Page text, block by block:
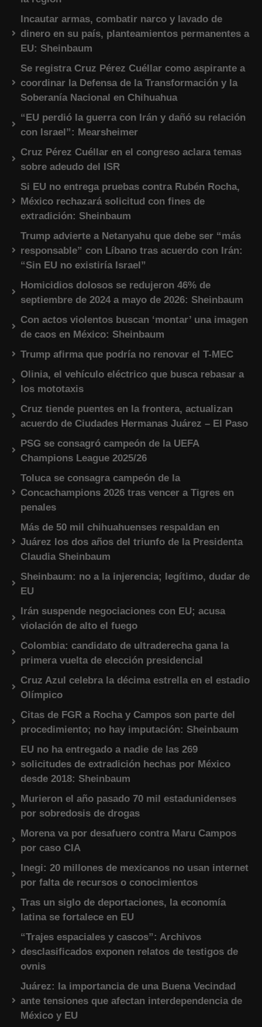
Incautar armas, combatir narco y lavado de
dinero en su país, planteamientos permanentes a
EU: Sheinbaum
Se registra Cruz Pérez Cuéllar como aspirante a
coordinar la Defensa de la Transformación y la
Soberanía Nacional en Chihuahua
“EU perdió la guerra con Irán y dañó su relación
con Israel”: Mearsheimer
Cruz Pérez Cuéllar en el congreso aclara temas
sobre adeudo del ISR
Si EU no entrega pruebas contra Rubén Rocha,
México rechazará solicitud con fines de
extradición: Sheinbaum
Trump advierte a Netanyahu que debe ser “más
responsable” con Líbano tras acuerdo con Irán:
“Sin EU no existiría Israel”
Homicidios dolosos se redujeron 46% de
septiembre de 2024 a mayo de 2026: Sheinbaum
Con actos violentos buscan ‘montar’ una imagen
de caos en México: Sheinbaum
Trump afirma que podría no renovar el T-MEC
Olinia, el vehículo eléctrico que busca rebasar a
los mototaxis
Cruz tiende puentes en la frontera, actualizan
acuerdo de Ciudades Hermanas Juárez – El Paso
PSG se consagró campeón de la UEFA
Champions League 2025/26
Toluca se consagra campeón de la
Concachampions 2026 tras vencer a Tigres en
penales
Más de 50 mil chihuahuenses respaldan en
Juárez los dos años del triunfo de la Presidenta
Claudia Sheinbaum
Sheinbaum: no a la injerencia; legítimo, dudar de
EU
Irán suspende negociaciones con EU; acusa
violación de alto el fuego
Colombia: candidato de ultraderecha gana la
primera vuelta de elección presidencial
Cruz Azul celebra la décima estrella en el estadio
Olímpico
Citas de FGR a Rocha y Campos son parte del
procedimiento; no hay imputación: Sheinbaum
EU no ha entregado a nadie de las 269
solicitudes de extradición hechas por México
desde 2018: Sheinbaum
Murieron el año pasado 70 mil estadunidenses
por sobredosis de drogas
Morena va por desafuero contra Maru Campos
por caso CIA
Inegi: 20 millones de mexicanos no usan internet
por falta de recursos o conocimientos
Tras un siglo de deportaciones, la economía
latina se fortalece en EU
“Trajes espaciales y cascos”: Archivos
desclasificados exponen relatos de testigos de
ovnis
Juárez: la importancia de una Buena Vecindad
ante tensiones que afectan interdependencia de
México y EU